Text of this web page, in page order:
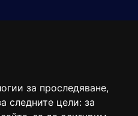
за проследяване,
следните цели: за